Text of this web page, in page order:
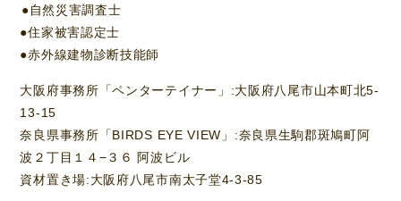
⁡⁡●自然災害調査士
●住家被害認定士
●赤外線建物診断技能師
大阪府事務所「ペンターテイナー」:大阪府八尾市山本町北5-
13-15
奈良県事務所「BIRDS EYE VIEW」:奈良県生駒郡斑鳩町阿
波２丁目１４−３６ 阿波ビル
資材置き場:大阪府八尾市南太子堂4-3-85